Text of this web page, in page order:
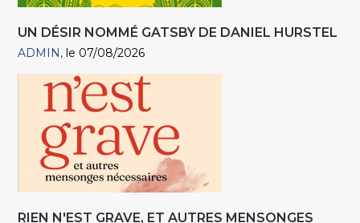
UN DÉSIR NOMMÉ GATSBY DE DANIEL HURSTEL
ADMIN le 07/08/2026
RIEN N'EST GRAVE, ET AUTRES MENSONGES